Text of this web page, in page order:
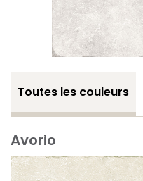
Toutes les couleurs
Avorio